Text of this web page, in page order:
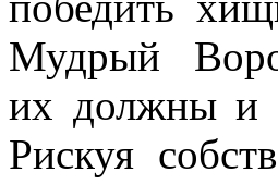
Мудрый
их должны и
Рискуя